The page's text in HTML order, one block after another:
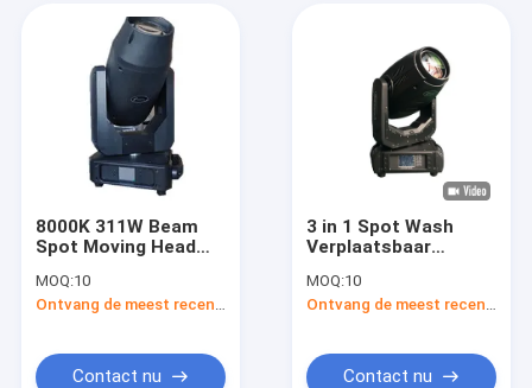
Producten
Videos
Over ons
Contacteer ons
nieuws
8000K 311W Beam
Spot Moving Head
dubbele lens strobe
MOQ:10
Contact nu
3 in 1 Spot Wash
Verplaatsbaar
Verplaatsbaar
koplicht
MOQ:10
Contact nu